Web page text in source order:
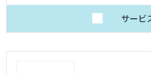
サービ